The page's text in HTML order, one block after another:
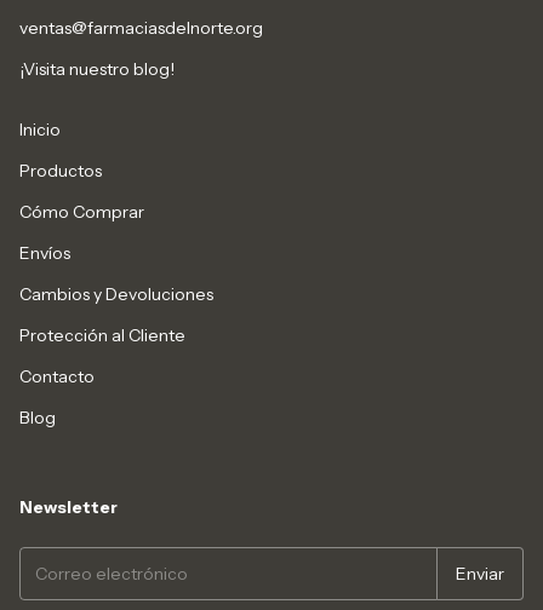
ventas@farmaciasdelnorte.org
¡Visita nuestro blog!
Inicio
Productos
Cómo Comprar
Envíos
Cambios y Devoluciones
Protección al Cliente
Contacto
Blog
Newsletter